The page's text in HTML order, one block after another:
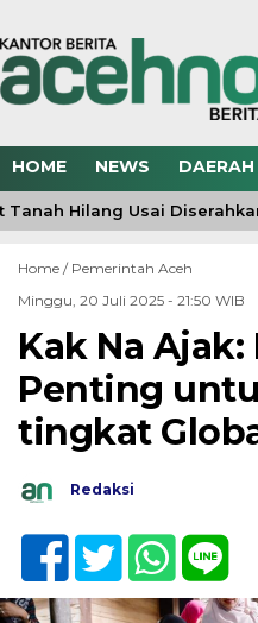
HOME NEWS DAERAH
Hilang Usai
Home / Pemerintah Aceh
Minggu, 20 Juli 2025 - 21:50 WIB
Kak Na Ajak:
Penting
tingkat
Redaksi